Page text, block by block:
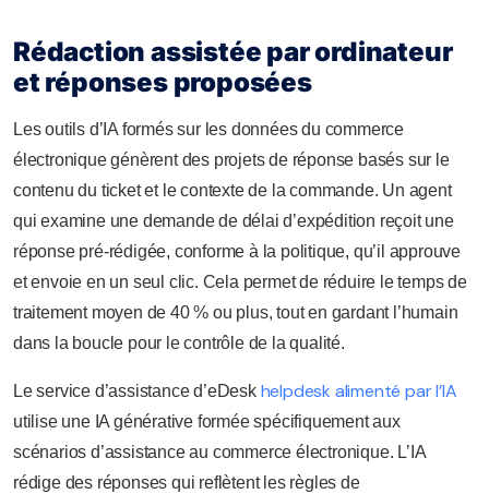
Rédaction assistée par ordinateur
et réponses proposées
Les outils d’IA formés sur les données du commerce
électronique génèrent des projets de réponse basés sur le
contenu du ticket et le contexte de la commande. Un agent
qui examine une demande de délai d’expédition reçoit une
réponse pré-rédigée, conforme à la politique, qu’il approuve
et envoie en un seul clic. Cela permet de réduire le temps de
traitement moyen de 40 % ou plus, tout en gardant l’humain
dans la boucle pour le contrôle de la qualité.
Le service d’assistance d’eDesk helpdesk alimenté par l’IA
utilise une IA générative formée spécifiquement aux
scénarios d’assistance au commerce électronique. L’IA
rédige des réponses qui reflètent les règles de